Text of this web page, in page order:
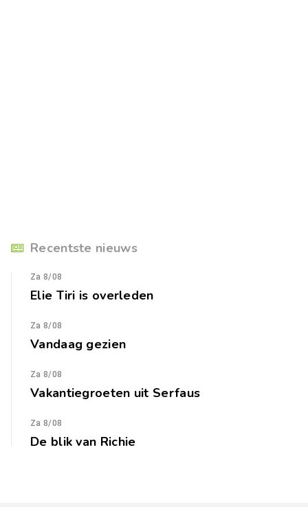
Recentste nieuws
Za 8/08
Elie Tiri is overleden
Za 8/08
Vandaag gezien
Za 8/08
Vakantiegroeten uit Serfaus
Za 8/08
De blik van Richie